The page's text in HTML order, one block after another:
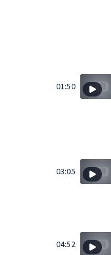
01:50
03:05
04:52